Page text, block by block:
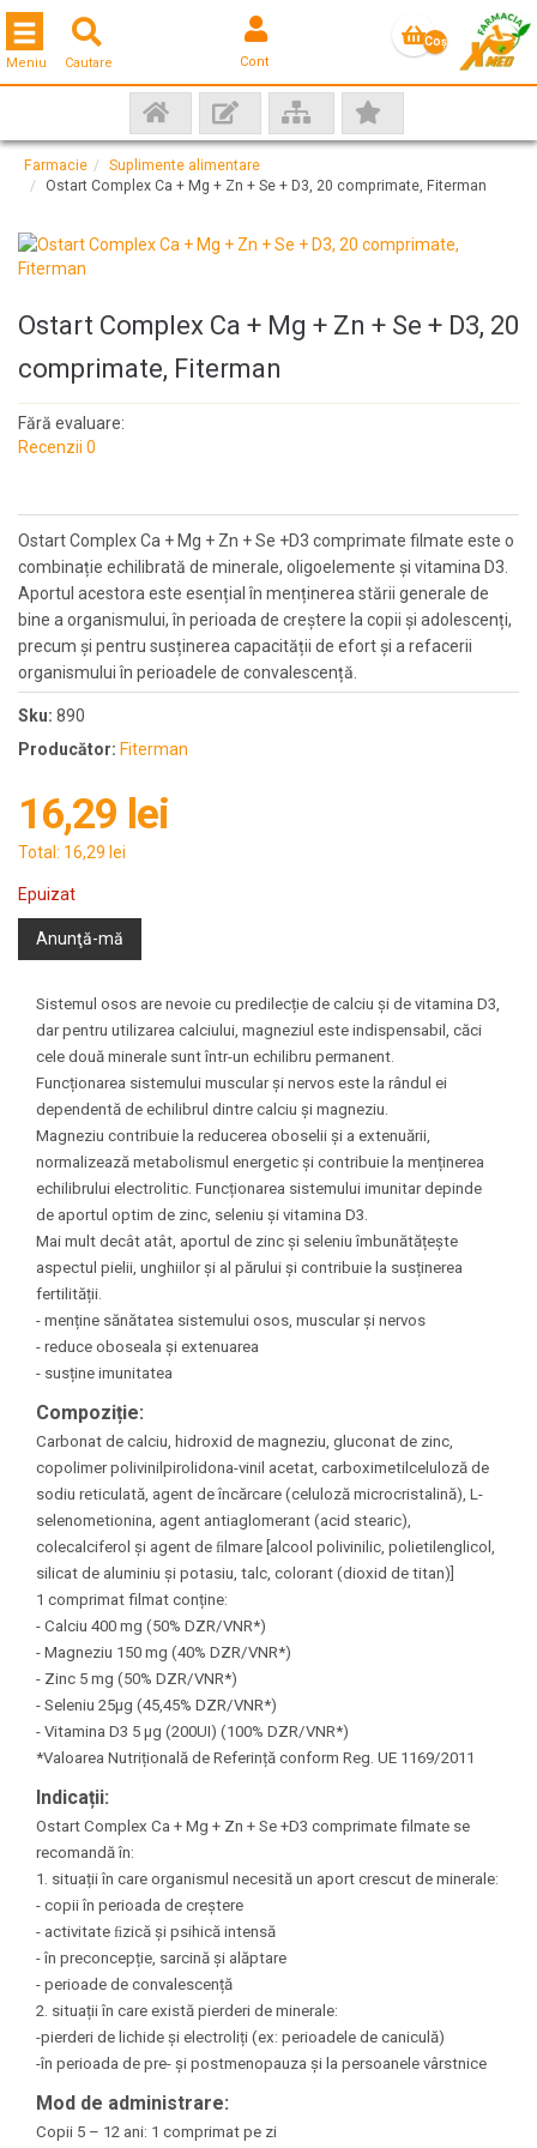
Cautare Cont
Coş
Toggle navigation
Meniu
Farmacie
Suplimente alimentare
Ostart Complex Ca + Mg + Zn + Se + D3, 20 comprimate, Fiterman
Ostart Complex Ca + Mg + Zn + Se + D3, 20
comprimate, Fiterman
Fără evaluare:
Recenzii 0
Ostart Complex Ca + Mg + Zn + Se +D3 comprimate filmate este o
combinație echilibrată de minerale, oligoelemente și vitamina D3.
Aportul acestora este esențial în menținerea stării generale de
bine a organismului, în perioada de creștere la copii și adolescenți,
precum și pentru susținerea capacității de efort și a refacerii
organismului în perioadele de convalescență.
Sku: 890
Producător: Fiterman
16,29 lei
Total: 16,29 lei
Epuizat
Anunţă-mă
Sistemul osos are nevoie cu predilecție de calciu și de vitamina D3,
dar pentru utilizarea calciului, magneziul este indispensabil, căci
cele două minerale sunt într-un echilibru permanent.
Funcționarea sistemului muscular și nervos este la rândul ei
dependentă de echilibrul dintre calciu și magneziu.
Magneziu contribuie la reducerea oboselii și a extenuării,
normalizează metabolismul energetic și contribuie la menținerea
echilibrului electrolitic. Funcționarea sistemului imunitar depinde
de aportul optim de zinc, seleniu și vitamina D3.
Mai mult decât atât, aportul de zinc și seleniu îmbunătățește
aspectul pielii, unghiilor și al părului și contribuie la susținerea
fertilității.
- menține sănătatea sistemului osos, muscular și nervos
- reduce oboseala și extenuarea
- susține imunitatea
Compoziție:
Carbonat de calciu, hidroxid de magneziu, gluconat de zinc,
copolimer polivinilpirolidona-vinil acetat, carboximetilceluloză de
sodiu reticulată, agent de încărcare (celuloză microcristalină), L-
selenometionina, agent antiaglomerant (acid stearic),
colecalciferol și agent de ﬁlmare [alcool polivinilic, polietilenglicol,
silicat de aluminiu și potasiu, talc, colorant (dioxid de titan)]
1 comprimat filmat conține:
- Calciu 400 mg (50% DZR/VNR*)
- Magneziu 150 mg (40% DZR/VNR*)
- Zinc 5 mg (50% DZR/VNR*)
- Seleniu 25µg (45,45% DZR/VNR*)
- Vitamina D3 5 µg (200UI) (100% DZR/VNR*)
*Valoarea Nutrițională de Referință conform Reg. UE 1169/2011
Indicații:
Ostart Complex Ca + Mg + Zn + Se +D3 comprimate filmate se
recomandă în:
1. situații în care organismul necesită un aport crescut de minerale:
- copii în perioada de creștere
- activitate ﬁzică și psihică intensă
- în preconcepție, sarcină și alăptare
- perioade de convalescență
2. situații în care există pierderi de minerale:
-pierderi de lichide și electroliți (ex: perioadele de caniculă)
-în perioada de pre- și postmenopauza și la persoanele vârstnice
Mod de administrare:
Copii 5 – 12 ani: 1 comprimat pe zi